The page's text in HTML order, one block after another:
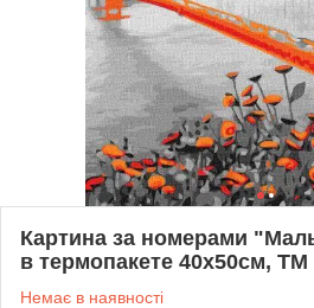
Картина за номерами
в термопакете 40х50см, ТМ
Немає в наявності